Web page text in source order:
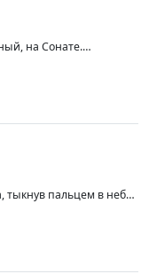
на Сонате.
тыкнув пальцем в небо,